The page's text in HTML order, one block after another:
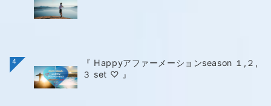
4
『 Happyアファーメーションseason １,２,
３ set ♡ 』